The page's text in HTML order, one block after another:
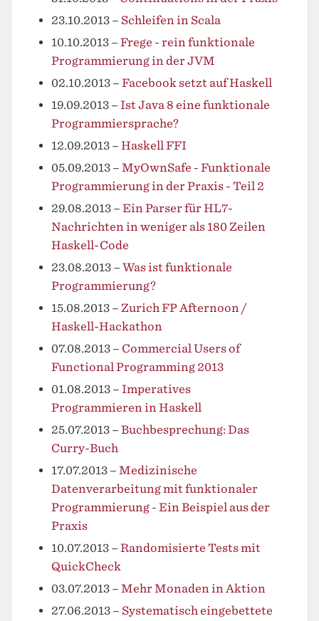
23.10.2013 – Schleifen in Scala
10.10.2013 – Frege - rein funktionale
Programmierung in der JVM
02.10.2013 – Facebook setzt auf Haskell
19.09.2013 – Ist Java 8 eine funktionale
Programmiersprache?
12.09.2013 – Haskell FFI
05.09.2013 – MyOwnSafe - Funktionale
Programmierung in der Praxis - Teil 2
29.08.2013 – Ein Parser für HL7-
Nachrichten in weniger als 180 Zeilen
Haskell-Code
23.08.2013 – Was ist funktionale
Programmierung?
15.08.2013 – Zurich FP Afternoon /
Haskell-Hackathon
07.08.2013 – Commercial Users of
Functional Programming 2013
01.08.2013 – Imperatives
Programmieren in Haskell
25.07.2013 – Buchbesprechung: Das
Curry-Buch
17.07.2013 – Medizinische
Datenverarbeitung mit funktionaler
Programmierung - Ein Beispiel aus der
Praxis
10.07.2013 – Randomisierte Tests mit
QuickCheck
03.07.2013 – Mehr Monaden in Aktion
27.06.2013 – Systematisch eingebettete